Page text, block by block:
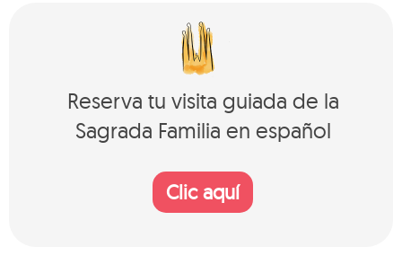
Reserva tu visita guiada de la
Sagrada Familia en español
Clic aquí